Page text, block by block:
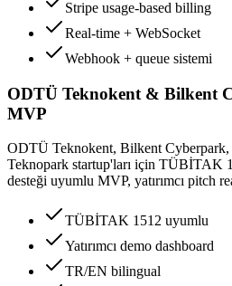
Stripe usage-based billing
Real-time + WebSocket
Webhook + queue sistemi
ODTÜ Teknokent & Bilkent
MVP
ODTÜ Teknokent, Bilkent Cyberpark,
Teknopark startup'ları için TÜBİTAK
desteği uyumlu MVP, yatırımcı pitch
TÜBİTAK 1512 uyumlu
Yatırımcı demo dashboard
TR/EN bilingual